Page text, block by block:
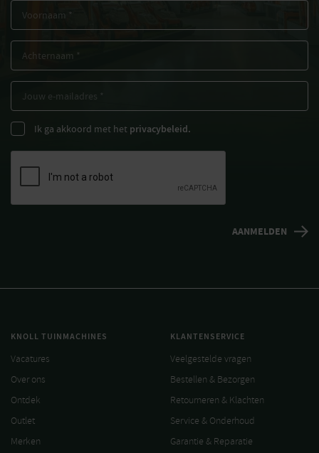
Ik ga akkoord met het privacybeleid.
KNOLL TUINMACHINES
Vacatures
Over ons
Ontdek
Outlet
Merken
KLANTENSERVICE
Veelgestelde vragen
Bestellen & Bezorgen
Retourneren & Klachten
Service & Onderhoud
Garantie & Reparatie